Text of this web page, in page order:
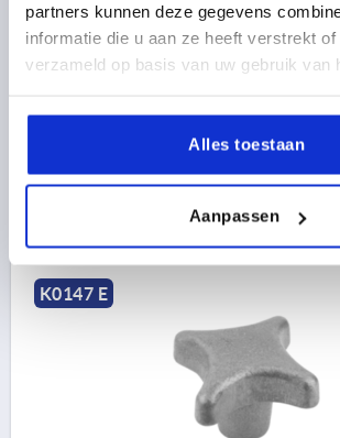
partners kunnen deze gegevens
informatie die u aan ze heeft verstrekt
verzameld op basis van uw gebruik van
Alles toestaan
Aanpassen
GEWINDE=M12
BOHRUNGTIEFE=22
K0147.512
K0147 E